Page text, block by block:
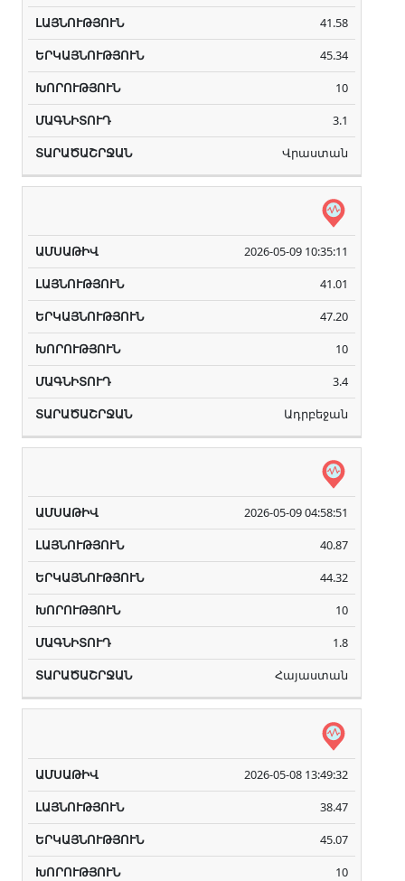
41.58
45.34
10
3.1
Վրաստան
2026-05-09 10:35:11
41.01
47.20
10
3.4
Ադրբեջան
2026-05-09 04:58:51
40.87
44.32
10
1.8
Հայաստան
2026-05-08 13:49:32
38.47
45.07
10